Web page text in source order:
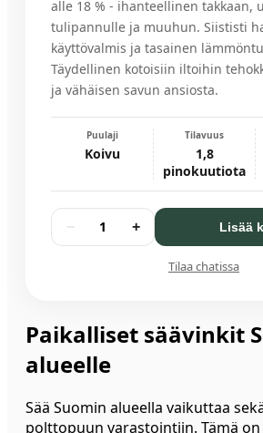
alle 18 % - ihanteellinen takkaan,
tulipannulle ja muuhun. Siististi
käyttövalmis ja tasainen
Täydellinen kotoisiin iltoihin
ja vähäisen savun ansiosta.
Puulaji
Koivu
Tilavuus
1,8
pinokuutiota
− 1 + Lisää
Tilaa chatissa
Paikalliset säävinkit
alueelle
Sää Suomin alueella vaikuttaa
polttopuun varastointiin. Tämä